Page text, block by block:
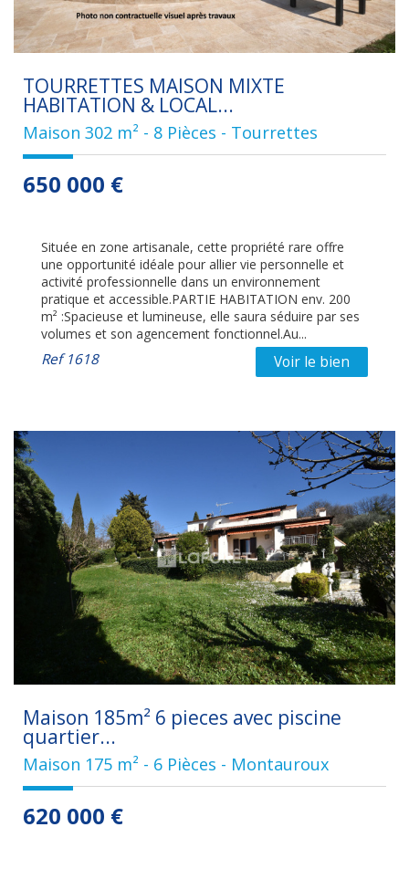
TOURRETTES MAISON MIXTE
HABITATION & LOCAL...
Maison 302 m² - 8 Pièces - Tourrettes
650 000 €
Située en zone artisanale, cette propriété rare offre
une opportunité idéale pour allier vie personnelle et
activité professionnelle dans un environnement
pratique et accessible.PARTIE HABITATION env. 200
m² :Spacieuse et lumineuse, elle saura séduire par ses
volumes et son agencement fonctionnel.Au...
Ref1618 Voir le bien
Maison 185m² 6 pieces avec piscine
quartier...
Maison 175 m² - 6 Pièces - Montauroux
620 000 €